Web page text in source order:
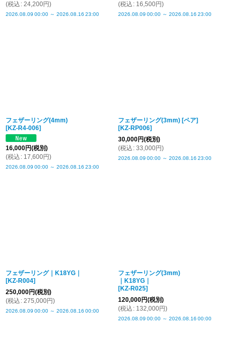
(税込 : 24,200円)
2026.08.09 00:00 ～ 2026.08.16 23:00
(税込 : 16,500円)
2026.08.09 00:00 ～ 2026.08.16 23:00
フェザーリング(4mm)
[KZ-R4-006]
16,000円(税別)
(税込 : 17,600円)
2026.08.09 00:00 ～ 2026.08.16 23:00
フェザーリング(3mm) [ペア]
[KZ-RP006]
30,000円(税別)
(税込 : 33,000円)
2026.08.09 00:00 ～ 2026.08.16 23:00
フェザーリング｜K18YG｜
[KZ-R004]
250,000円(税別)
(税込 : 275,000円)
2026.08.09 00:00 ～ 2026.08.16 00:00
フェザーリング(3mm)
｜K18YG｜
[KZ-R025]
120,000円(税別)
(税込 : 132,000円)
2026.08.09 00:00 ～ 2026.08.16 00:00